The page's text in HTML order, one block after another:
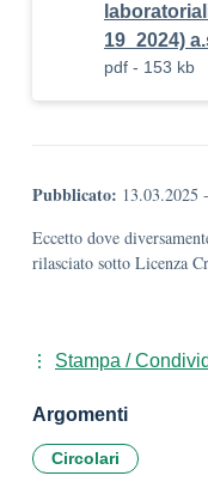
19_2024)
pdf - 153 kb
Pubblicato: 13.03.2025 -
Eccetto dove
rilasciato sotto Licenza
Stampa /
Argomenti
Circolari